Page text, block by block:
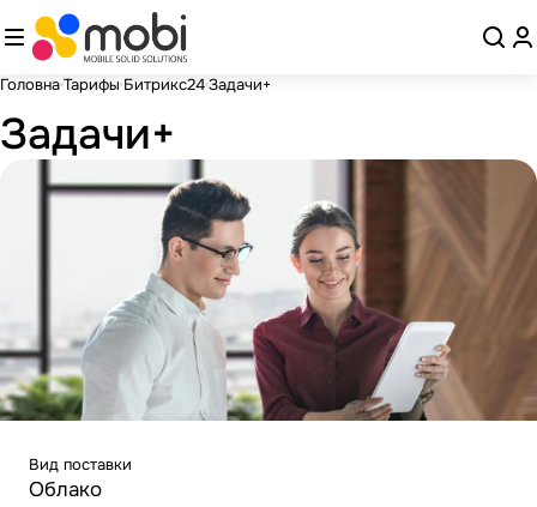
ГоловнаТарифы Битрикс24Задачи+
Задачи+
Вид поставки
Облако